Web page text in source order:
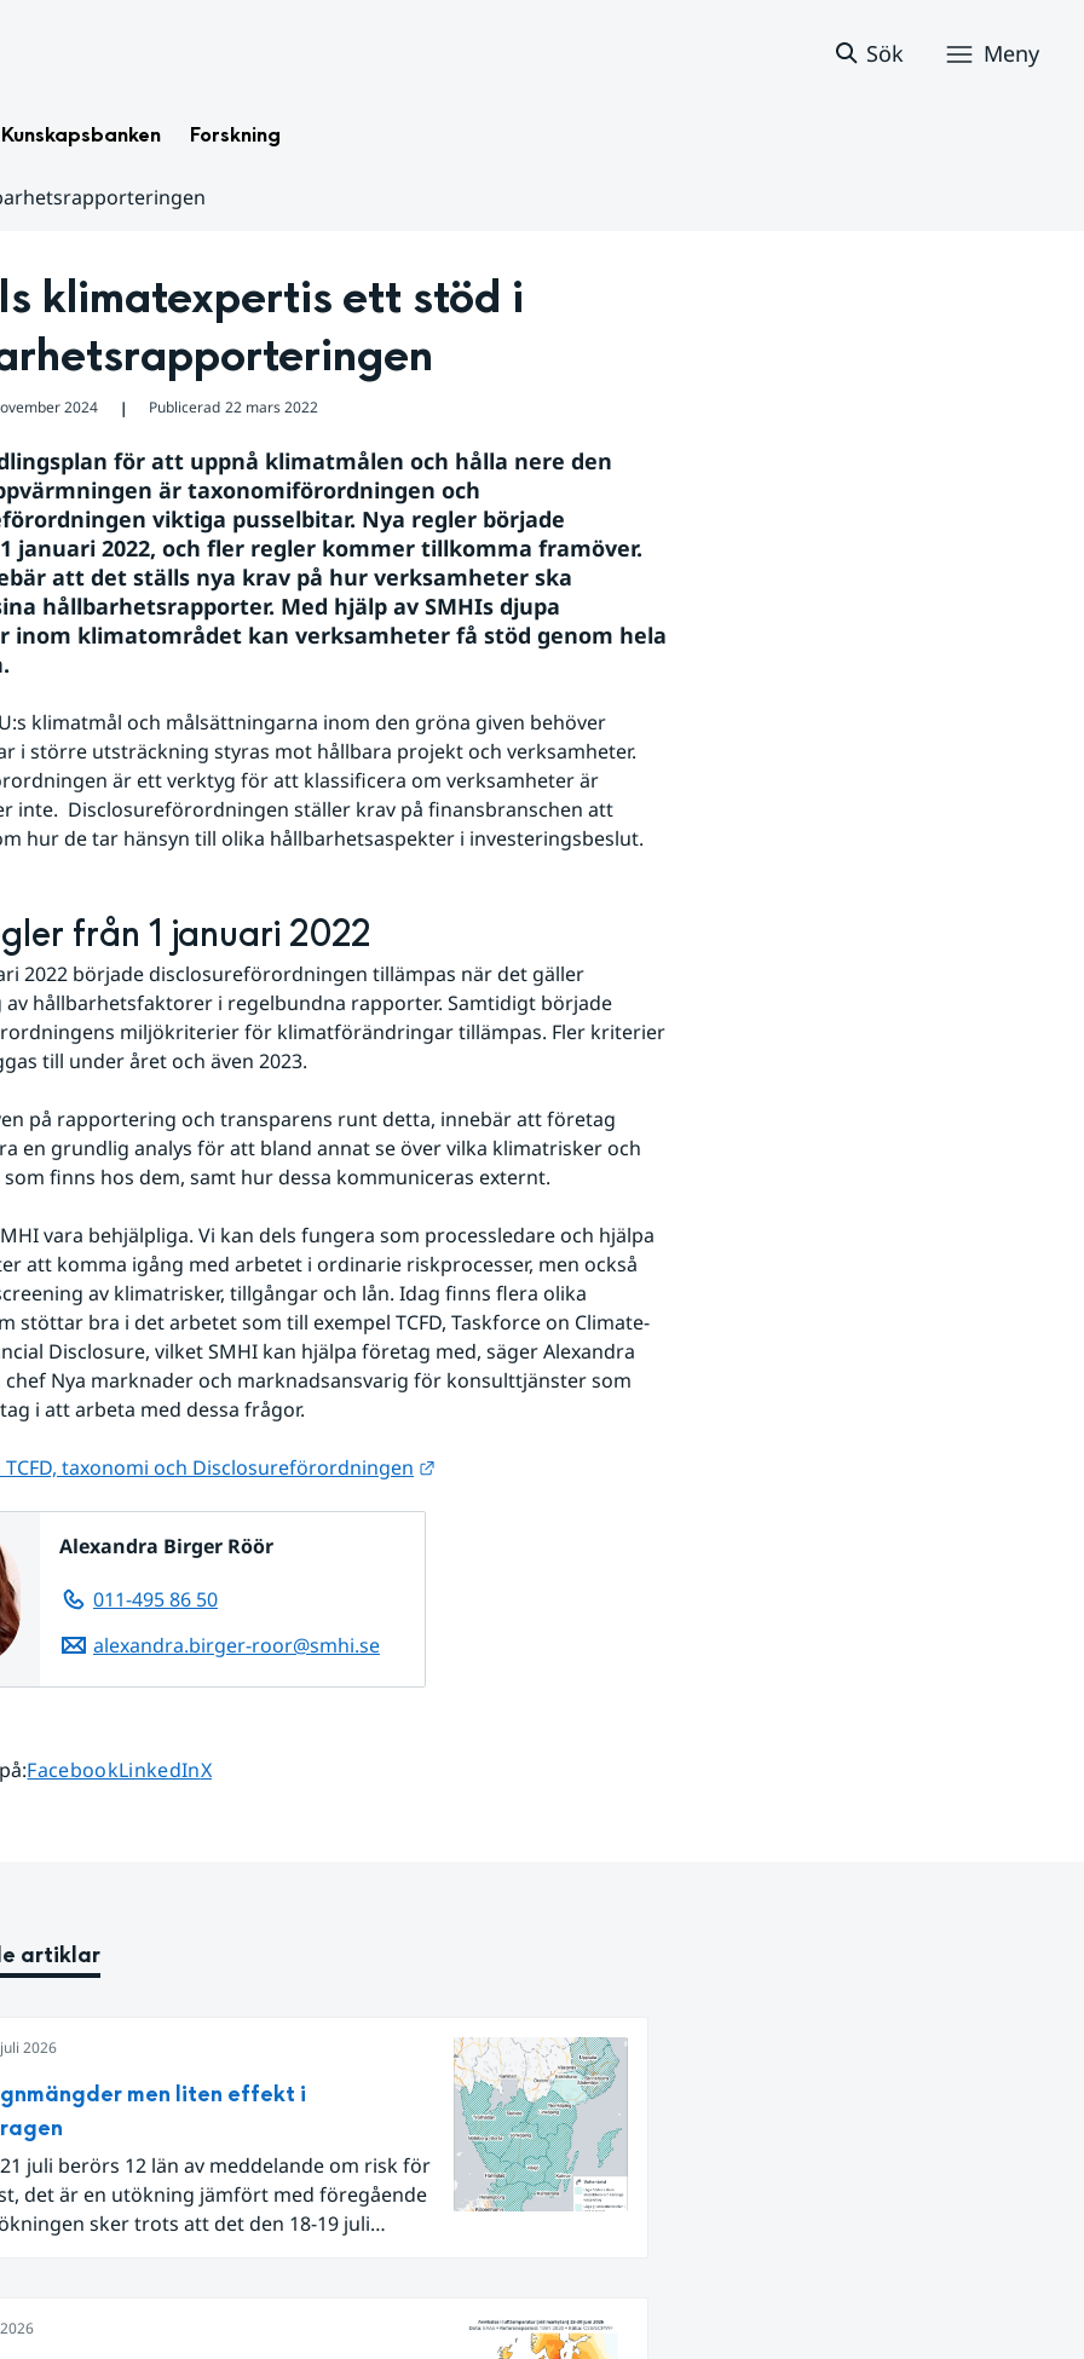
Sök Meny
Kunskapsbanken Forskning
klimatexpertis ett stöd i
2024 ❘ Publicerad 22 mars 2022
för att uppnå klimatmålen och hålla nere den
är taxonomiförordningen och
viktiga pusselbitar. Nya regler började
januari 2022, och fler regler kommer tillkomma framöver.
att det ställs nya krav på hur verksamheter ska
hållbarhetsrapporter. Med hjälp av SMHIs djupa
inom klimatområdet kan verksamheter få stöd genom hela
klimatmål och målsättningarna inom den gröna given behöver
i större utsträckning styras mot hållbara projekt och verksamheter.
är ett verktyg för att klassificera om verksamheter är
inte.  Disclosureförordningen ställer krav på finansbranschen att
hur de tar hänsyn till olika hållbarhetsaspekter i investeringsbeslut.
från 1 januari 2022
2022 började disclosureförordningen tillämpas när det gäller
av hållbarhetsfaktorer i regelbundna rapporter. Samtidigt började
miljökriterier för klimatförändringar tillämpas. Fler kriterier
till under året och även 2023.
på rapportering och transparens runt detta, innebär att företag
en grundlig analys för att bland annat se över vilka klimatrisker och
finns hos dem, samt hur dessa kommuniceras externt.
vara behjälpliga. Vi kan dels fungera som processledare och hjälpa
att komma igång med arbetet i ordinarie riskprocesser, men också
av klimatrisker, tillgångar och lån. Idag finns flera olika
stöttar bra i det arbetet som till exempel TCFD, Taskforce on Climate-
Disclosure, vilket SMHI kan hjälpa företag med, säger Alexandra
chef Nya marknader och marknadsansvarig för konsulttjänster som
i att arbeta med dessa frågor.
TCFD, taxonomi och Disclosureförordningen Länk till annan webbplats.
Alexandra Birger Röör
011-495 86 50
alexandra.birger-roor@smhi.se
:Dela sidan på
FacebookDela sidan på
LinkedInDela sidan på
X
artiklar
2026
men liten effekt i
juli berörs 12 län av meddelande om risk för
det är en utökning jämfört med föregående
sker trots att det den 18-19 juli